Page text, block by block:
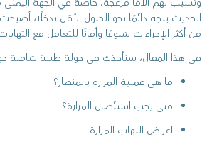
الحديث يتجه دائمًا نحو الحلول الأقل تدخلًا، أصبحت
من أكثر الإجراءات شيوعًا وأمانًا للتعامل مع
في هذا المقال، سنأخذك في جولة طبية شاملة
ما هي عملية المرارة بالمنظار؟
متى يجب استئصال المرارة؟
اعراض التهاب المرارة